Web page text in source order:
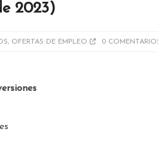
2023)
, OFERTAS DE EMPLEO 0